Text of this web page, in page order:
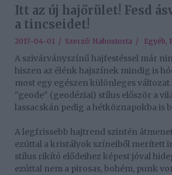
Itt az új hajőrület! Fesd
a tincseidet!
2017-04-01 / Szerző: Habostorta / Egyéb,
A szivárványszínű hajfestéssel már
hiszen az élénk hajszínek mindig is
most egy egészen különleges
"geode" (geodéziai) stílus először a
lassacskán pedig a hétköznapokba is
A legfrissebb hajtrend szintén
ezúttal a kristályok színeiből merített
stílus rikító elődeihez képest jóval
ezúttal nem a pirosas, bohém, punk